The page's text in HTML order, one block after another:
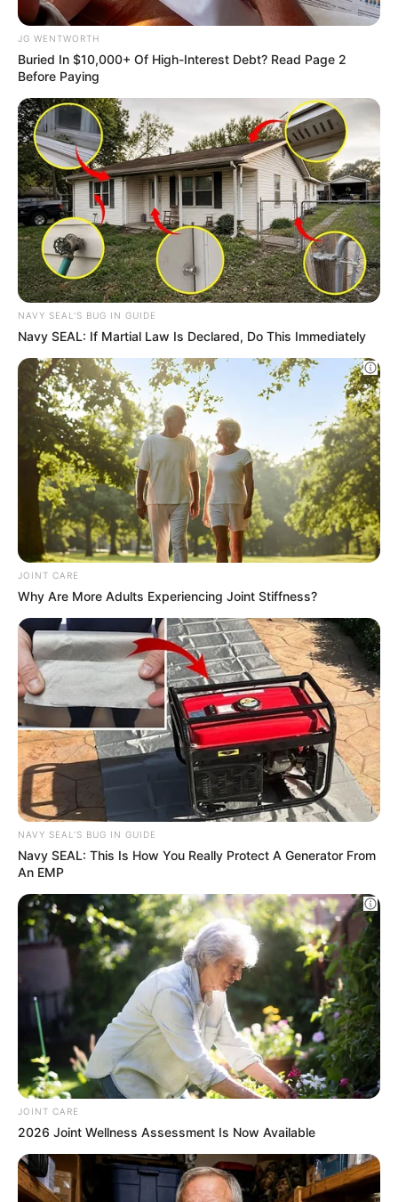
procedure entreranno nel vivo dell’attività e
saranno gestite non solo dagli Sportelli
Telematici dell’Automobilista privati, ma anche
dagli uffici della Motorizzazione Civile, per
l’immatricolazione e la reimmatricolazione dei
veicoli di rilevanza storica e collezionistica
non soggetti all’obbligo di registrazione
presso il PRA.
Targhe auto – Fuoristrada.it
Una novità che coinvolge un numero
importante di appassionati e collezionisti. Le
stime, infatti, dicono che in Italia ci sono
circa 4,3 milioni di auto storiche, di cui
388.000 nella lista di salvaguardia ACI. Un
numero decisamente rilevante che genera un
valore complessivo di 104 miliardi di euro.